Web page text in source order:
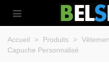
Accueil > Produits >
Capuche Personnalisé